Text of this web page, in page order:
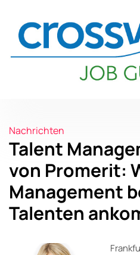
Nachrichten
Talent
von Promerit:
Management
Talenten